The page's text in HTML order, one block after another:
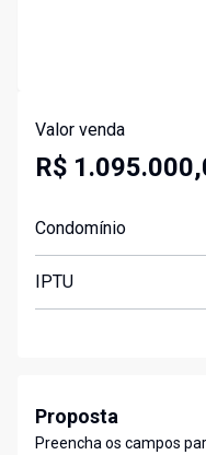
Valor venda
R$
Condomínio
IPTU
Proposta
Preencha os campos